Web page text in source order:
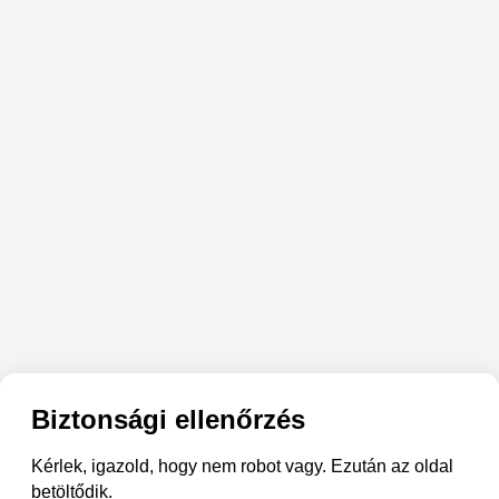
Biztonsági ellenőrzés
Kérlek, igazold, hogy nem robot vagy. Ezután az oldal
betöltődik.